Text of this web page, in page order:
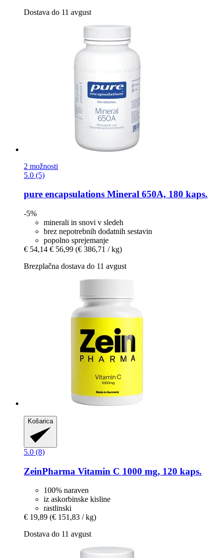
Dostava do 11 avgust
2 možnosti
5.0 (5)
pure encapsulations Mineral 650A, 180 kaps.
-5%
minerali in snovi v sledeh
brez nepotrebnih dodatnih sestavin
popolno sprejemanje
€ 54,14 € 56,99 (€ 386,71 / kg)
Brezplačna dostava do 11 avgust
Košarica
5.0 (8)
ZeinPharma Vitamin C 1000 mg, 120 kaps.
100% naraven
iz askorbinske kisline
rastlinski
€ 19,89 (€ 151,83 / kg)
Dostava do 11 avgust